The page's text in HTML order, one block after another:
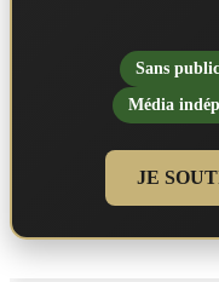
Sans
Média
JE